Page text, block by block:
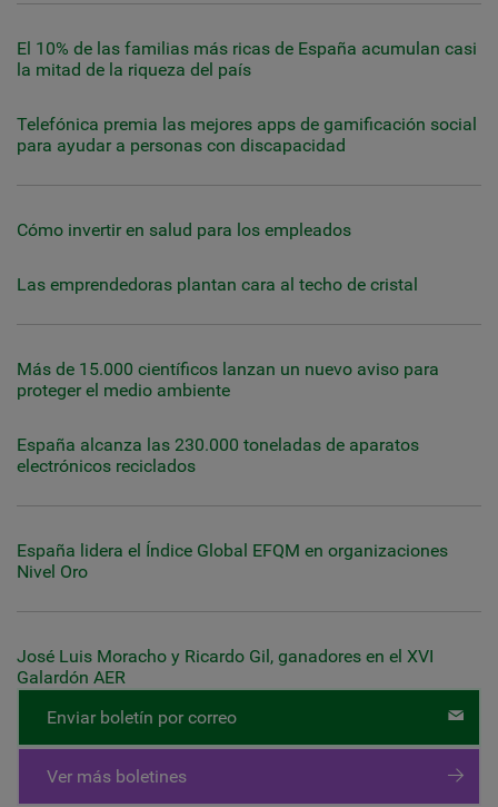
El 10% de las familias más ricas de España acumulan casi
la mitad de la riqueza del país
Telefónica premia las mejores apps de gamificación social
para ayudar a personas con discapacidad
Cómo invertir en salud para los empleados
Las emprendedoras plantan cara al techo de cristal
Más de 15.000 científicos lanzan un nuevo aviso para
proteger el medio ambiente
España alcanza las 230.000 toneladas de aparatos
electrónicos reciclados
España lidera el Índice Global EFQM en organizaciones
Nivel Oro
José Luis Moracho y Ricardo Gil, ganadores en el XVI
Galardón AER
Enviar boletín por correo
Ver más boletines